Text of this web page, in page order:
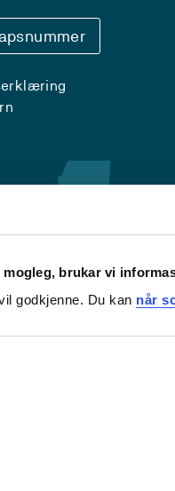
brukar vi
godkjenne. Du kan når